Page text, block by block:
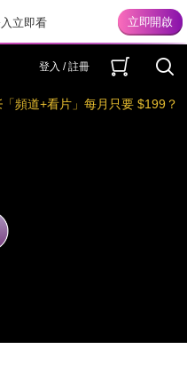
立即看
登入 / 註冊
「頻道+看片」每月只要 $199？